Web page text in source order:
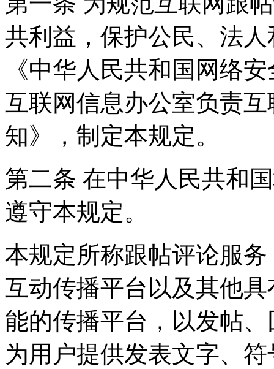
共利益，保护公民、法
《中华人民共和国网络
互联网信息办公室负责
知》，制定本规定。
第二条 在中华人民共和
遵守本规定。
本规定所称跟帖评论服
互动传播平台以及其他
能的传播平台，以发帖
为用户提供发表文字、